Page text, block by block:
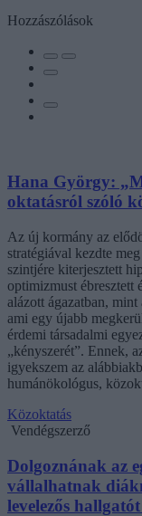
Hozzászólások
Hana György:
oktatásról szóló
Az új kormány az
stratégiával kezdte
szintjére kiterjesztett
optimizmust ébresztett
alázott ágazatban,
ami egy újabb
érdemi társadalmi
„kényszerét”. Ennek,
igyekszem az
humánökológus,
Közoktatás
Vendégszerző
Dolgoznának az
vállalhatnak
levelezős